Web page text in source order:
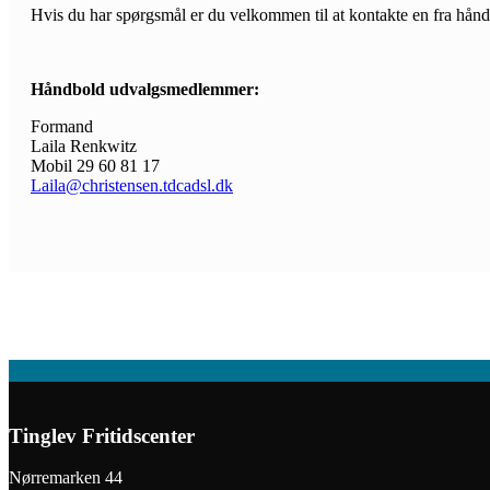
Hvis du har spørgsmål er du velkommen til at kontakte en fra
Håndbold udvalgsmedlemmer:
Formand
Laila Renkwitz
Mobil 29 60 81 17
Laila@christensen.tdcadsl.dk
Tinglev Fritidscenter
Nørremarken 44